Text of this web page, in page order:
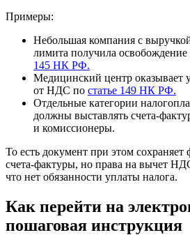
Примеры:
Небольшая компания с
лимита получила
145 НК РФ.
Медицинский центр оказывает
от НДС по статье 149 НК РФ.
Отдельные категории
должны выставлять
и комиссионеры.
То есть документ при этом
счета‑фактуры, но права на вычет
что нет обязанности уплаты налога.
Как перейти на
пошаговая инструкция